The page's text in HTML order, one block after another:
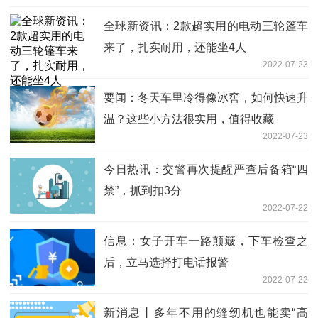
全球新资讯：2款超实用的电动三轮篷车
来了，扎实耐用，还能坐4人
2022-07-23
要闻：冬天车里冷得像冰窖，如何快速升
温？这些小方法很实用，值得收藏
2022-07-23
今日热讯：交警再次提醒严查后备箱“四
禁”，抓到扣3分
2022-07-22
信息：女子开车一路颠簸，下车检查之
后，立马选择打电话报警
2022-07-22
新消息丨多年不用的缝纫机也能卖“高